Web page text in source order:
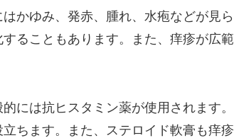
かゆみ、発赤、腫れ、水疱などが見ら
ることもあります。また、痒疹が広範
には抗ヒスタミン薬が使用されます。
ちます。また、ステロイド軟膏も痒疹